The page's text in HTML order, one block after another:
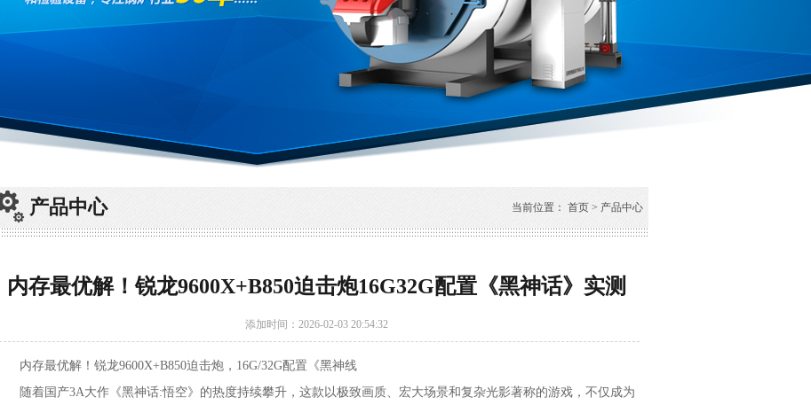
产品中心 当前位置： 首页 > 产品中心
内存最优解！锐龙9600X+B850迫击炮16G32G配置《黑神话》实测
添加时间：2026-02-03 20:54:32
内存最优解！锐龙9600X+B850迫击炮，16G/32G配置《黑神线
随着国产3A大作《黑神话:悟空》的热度持续攀升，这款以极致画质、宏大场景和复杂光影著称的游戏，不仅成为